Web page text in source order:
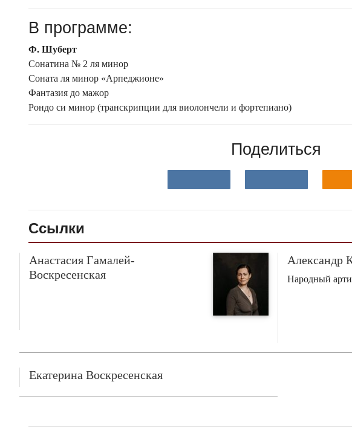
В программе:
Ф. Шуберт
Сонатина № 2 ля минор
Соната ля минор «Арпеджионе»
Фантазия до мажор
Рондо си минор (транскрипции для виолончели и фортепиано)
Поделиться
Ссылки
Анастасия Гамалей-
Воскресенская
Александр
Народный
Екатерина Воскресенская